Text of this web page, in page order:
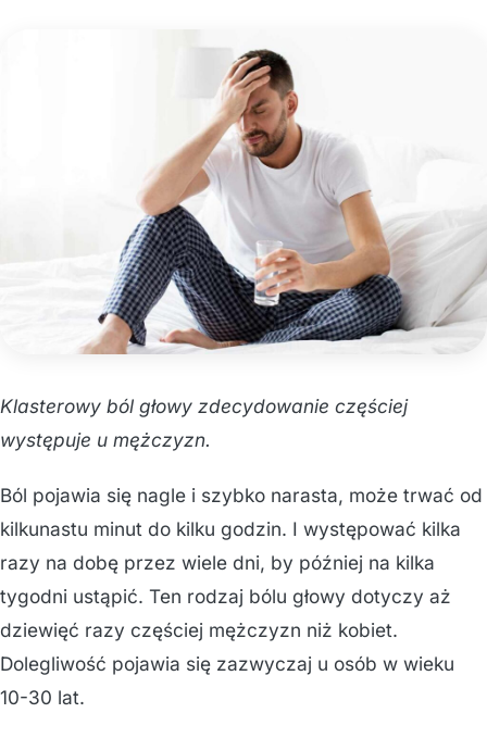
Klasterowy ból głowy zdecydowanie częściej
występuje u mężczyzn.
Ból pojawia się nagle i szybko narasta, może trwać od
kilkunastu minut do kilku godzin. I występować kilka
razy na dobę przez wiele dni, by później na kilka
tygodni ustąpić. Ten rodzaj bólu głowy dotyczy aż
dziewięć razy częściej mężczyzn niż kobiet.
Dolegliwość pojawia się zazwyczaj u osób w wieku
10-30 lat.